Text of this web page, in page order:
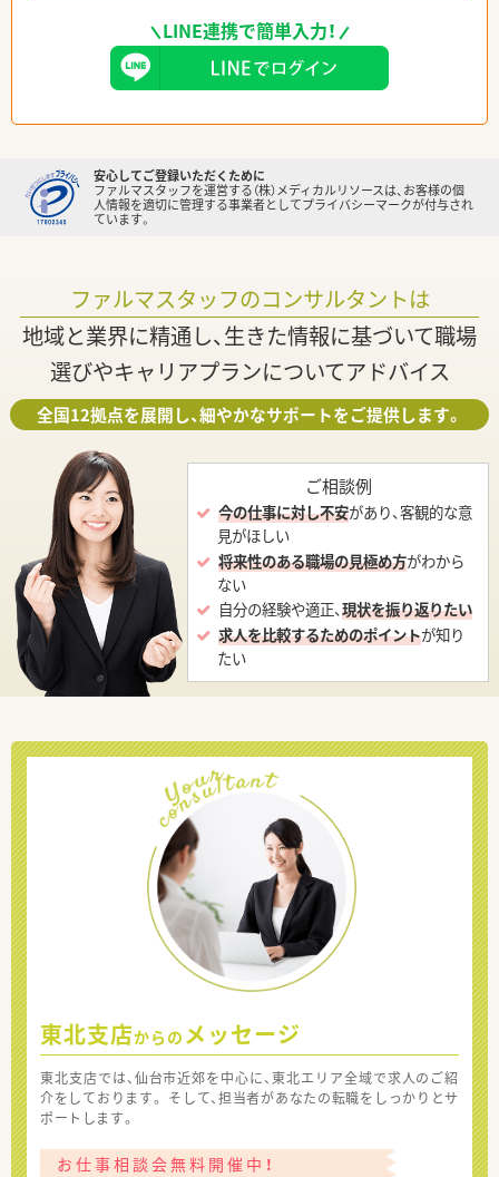
LINE連携で簡単入力！
安心してご登録いただくために
ファルマスタッフを運営する（株）メディカルリソースは、お客様の個
人情報を適切に管理する事業者としてプライバシーマークが付与され
ています。
ファルマスタッフのコンサルタントは
地域と業界に精通し、生きた情報に基づいて職場
選びやキャリアプランについてアドバイス
全国12拠点を展開し、細やかなサポートをご提供します。
ご相談例
今の仕事に対し不安があり、客観的な意
見がほしい
将来性のある職場の見極め方がわから
ない
自分の経験や適正、現状を振り返りたい
求人を比較するためのポイントが知り
たい
東北支店からの メッセージ
東北支店では、仙台市近郊を中心に、東北エリア全域で求人のご紹
介をしております。 そして、担当者があなたの転職をしっかりとサ
ポートします。
お仕事相談会無料開催中！